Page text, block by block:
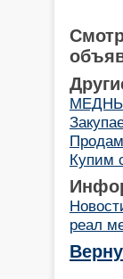
Купим
реал